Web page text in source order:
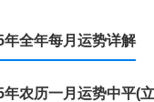
全年每月运势详解
年农历一月运势中平(